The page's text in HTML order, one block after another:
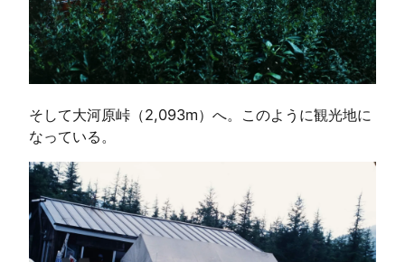
そして大河原峠（2,093m）へ。このように観光地に
なっている。